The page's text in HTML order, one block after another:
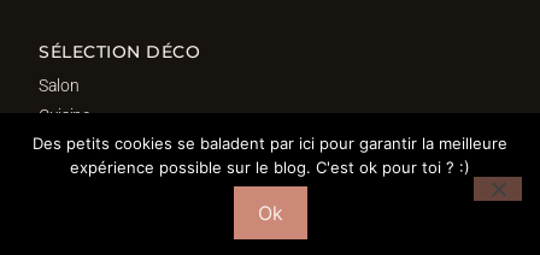
SÉLECTION DÉCO
Salon
Cuisine
Salle de bain
Chambre
Des petits cookies se baladent par ici pour garantir la meilleure
expérience possible sur le blog. C'est ok pour toi ? :)
Ok